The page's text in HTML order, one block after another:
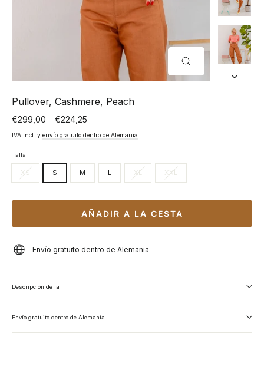
(ESC)
Pullover, Cashmere, Peach
Precio
normal
€299,00
Precio
especial
€224,25
IVA incl. y envío gratuito dentro de Alemania
Talla
XS S M L XL XXL
AÑADIR A LA CESTA
Envío gratuito dentro de Alemania
Descripción de la
Envío gratuito dentro de Alemania